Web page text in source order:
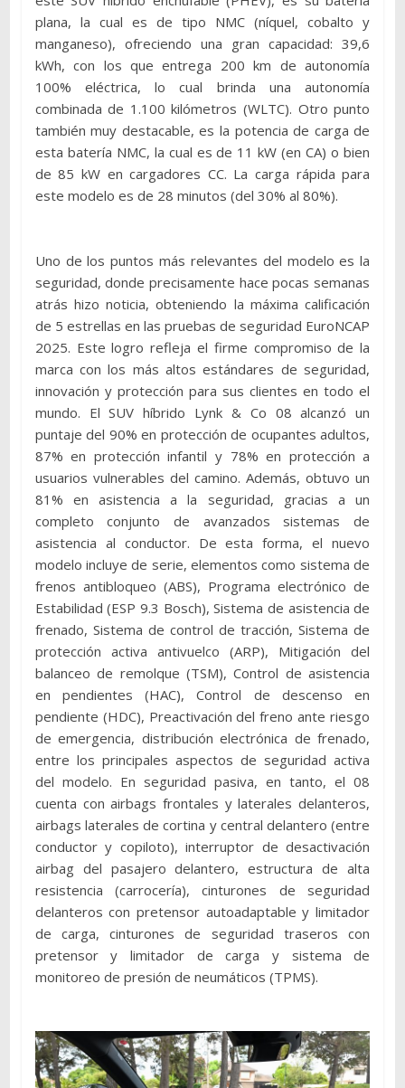
plana, la cual es de tipo NMC (níquel, cobalto y
manganeso), ofreciendo una gran capacidad: 39,6
kWh, con los que entrega 200 km de autonomía
100% eléctrica, lo cual brinda una autonomía
combinada de 1.100 kilómetros (WLTC). Otro punto
también muy destacable, es la potencia de carga de
esta batería NMC, la cual es de 11 kW (en CA) o bien
de 85 kW en cargadores CC. La carga rápida para
este modelo es de 28 minutos (del 30% al 80%).
Uno de los puntos más relevantes del modelo es la
seguridad, donde precisamente hace pocas semanas
atrás hizo noticia, obteniendo la máxima calificación
de 5 estrellas en las pruebas de seguridad EuroNCAP
2025. Este logro refleja el firme compromiso de la
marca con los más altos estándares de seguridad,
innovación y protección para sus clientes en todo el
mundo. El SUV híbrido Lynk & Co 08 alcanzó un
puntaje del 90% en protección de ocupantes adultos,
87% en protección infantil y 78% en protección a
usuarios vulnerables del camino. Además, obtuvo un
81% en asistencia a la seguridad, gracias a un
completo conjunto de avanzados sistemas de
asistencia al conductor. De esta forma, el nuevo
modelo incluye de serie, elementos como sistema de
frenos antibloqueo (ABS), Programa electrónico de
Estabilidad (ESP 9.3 Bosch), Sistema de asistencia de
frenado, Sistema de control de tracción, Sistema de
protección activa antivuelco (ARP), Mitigación del
balanceo de remolque (TSM), Control de asistencia
en pendientes (HAC), Control de descenso en
pendiente (HDC), Preactivación del freno ante riesgo
de emergencia, distribución electrónica de frenado,
entre los principales aspectos de seguridad activa
del modelo. En seguridad pasiva, en tanto, el 08
cuenta con airbags frontales y laterales delanteros,
airbags laterales de cortina y central delantero (entre
conductor y copiloto), interruptor de desactivación
airbag del pasajero delantero, estructura de alta
resistencia (carrocería), cinturones de seguridad
delanteros con pretensor autoadaptable y limitador
de carga, cinturones de seguridad traseros con
pretensor y limitador de carga y sistema de
monitoreo de presión de neumáticos (TPMS).